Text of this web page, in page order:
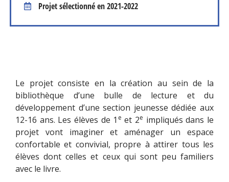
Projet sélectionné en2021-2022
Le projet consiste en la création au sein de la
bibliothèque d’une bulle de lecture et du
développement d’une section jeunesse dédiée aux
12-16 ans. Les élèves de 1 e et 2e impliqués dans le
projet vont imaginer et aménager un espace
confortable et convivial, propre à attirer tous les
élèves dont celles et ceux qui sont peu familiers
avec le livre.